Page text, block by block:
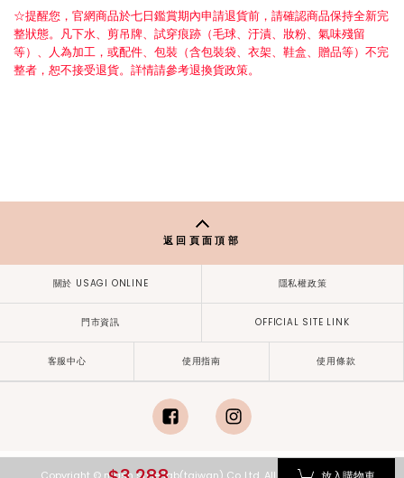
☆提醒您，官網商品於七日鑑賞期內申請退貨前，請確認商品保持全新完
整狀態。凡下水、剪吊牌、試穿痕跡（毛球、汙漬、妝粉、氣味殘留
等）、人為加工，或配件、包裝（含包裝袋、衣架、鞋盒、贈品等）不完
整者，恕不接受退貨。詳情請參考退換貨政策。
返回頁面頂部
關於 USAGI ONLINE 隱私權政策
門市資訊 OFFICIAL SITE LINK
客服中心 使用指南 使用條款